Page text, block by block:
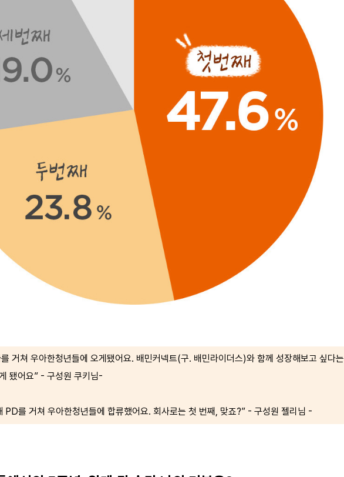
거쳐 우아한청년들에 오게됐어요. 배민커넥트(구. 배민라이더스)와 함께 성장해보고 싶다는
됐어요” - 구성원 쿠키님-
PD를 거쳐 우아한청년들에 합류했어요. 회사로는 첫 번째, 맞죠?” - 구성원 젤리님 -